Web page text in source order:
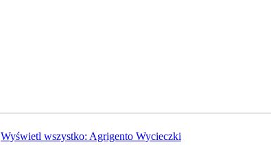
Wyświetl wszystko: Agrigento Wycieczki